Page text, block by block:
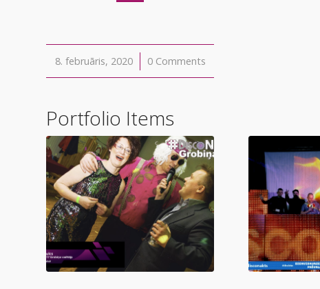
8. februāris, 2020
/ 0 Comments
Portfolio Items